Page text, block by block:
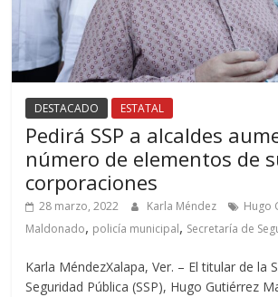
DESTACADO ESTATAL
Pedirá SSP a alcaldes
número de elementos de
corporaciones
28 marzo, 2022 Karla Méndez
Hugo
Maldonado, policía municipal, Secretaría de
Karla MéndezXalapa, Ver. – El titular de la
Seguridad Pública (SSP), Hugo Gutiérrez